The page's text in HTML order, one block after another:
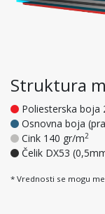
Struktura
Poliesterska boja
Osnovna boja
Cink 140 gr/m2
Čelik DX53
* Vrednosti se mogu